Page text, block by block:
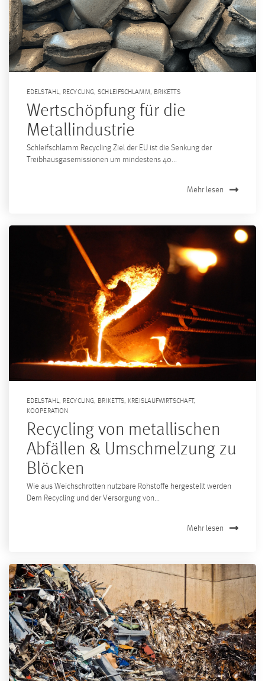
EDELSTAHL, RECYCLING,SCHLEIFSCHLAMM, BRIKETTS
Wertschöpfung für die
Metallindustrie
Schleifschlamm Recycling Ziel der EU ist die Senkung der
Treibhausgasemissionen um mindestens 40...
Mehr lesen
EDELSTAHL, RECYCLING, BRIKETTS, KREISLAUFWIRTSCHAFT,
KOOPERATION
Recycling von metallischen
Abfällen & Umschmelzung zu
Blöcken
Wie aus Weichschrotten nutzbare Rohstoffe hergestellt werden
Dem Recycling und der Versorgung von...
Mehr lesen